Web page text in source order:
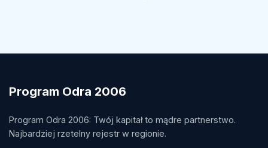
Program Odra 2006
Program Odra 2006: Twój kapitał to mądre partnerstwo.
Najbardziej rzetelny rejestr w regionie.